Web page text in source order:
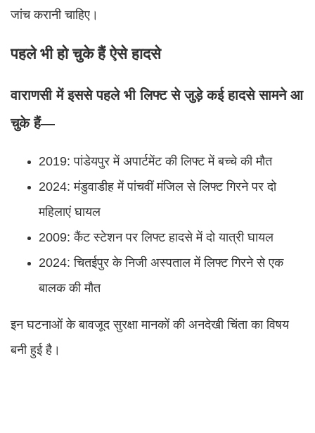
जांच करानी चाहिए।
पहले भी हो चुके हैं ऐसे हादसे
वाराणसी में इससे पहले भी लिफ्ट से जुड़े कई हादसे सामने आ
चुके हैं—
2019: पांडेयपुर में अपार्टमेंट की लिफ्ट में बच्चे की मौत
2024: मंडुवाडीह में पांचवीं मंजिल से लिफ्ट गिरने पर दो
महिलाएं घायल
2009: कैंट स्टेशन पर लिफ्ट हादसे में दो यात्री घायल
2024: चितईपुर के निजी अस्पताल में लिफ्ट गिरने से एक
बालक की मौत
इन घटनाओं के बावजूद सुरक्षा मानकों की अनदेखी चिंता का विषय
बनी हुई है।